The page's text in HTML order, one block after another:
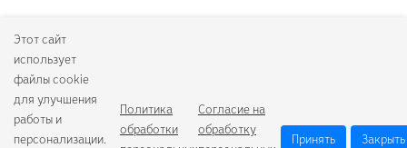
Этот сайт
использует
файлы cookie
для улучшения
работы и
персонализации.
Политика
обработки
Согласие на
обработку
Принять Закрыть